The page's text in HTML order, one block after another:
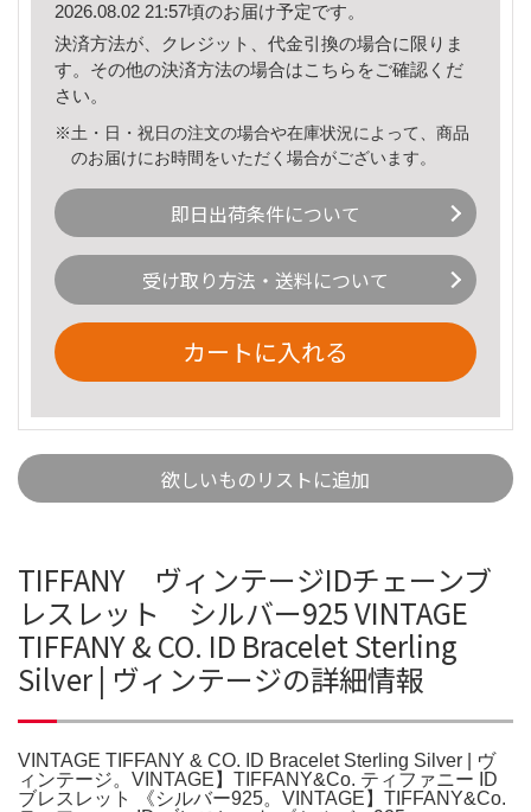
2026.08.02 21:57頃のお届け予定です。
決済方法が、クレジット、代金引換の場合に限りま
す。その他の決済方法の場合はこちら をご確認くだ
さい。
※土・日・祝日の注文の場合や在庫状況によって、商品
のお届けにお時間をいただく場合がございます。
即日出荷条件について
受け取り方法・送料について
カートに入れる
欲しいものリストに追加
TIFFANY ヴィンテージIDチェーンブ
レスレット シルバー925 VINTAGE
TIFFANY & CO. ID Bracelet Sterling
Silver | ヴィンテージの詳細情報
VINTAGE TIFFANY & CO. ID Bracelet Sterling Silver | ヴ
ィンテージ。VINTAGE】TIFFANY&Co. ティファニー ID
ブレスレット 《シルバー925。VINTAGE】TIFFANY&Co.